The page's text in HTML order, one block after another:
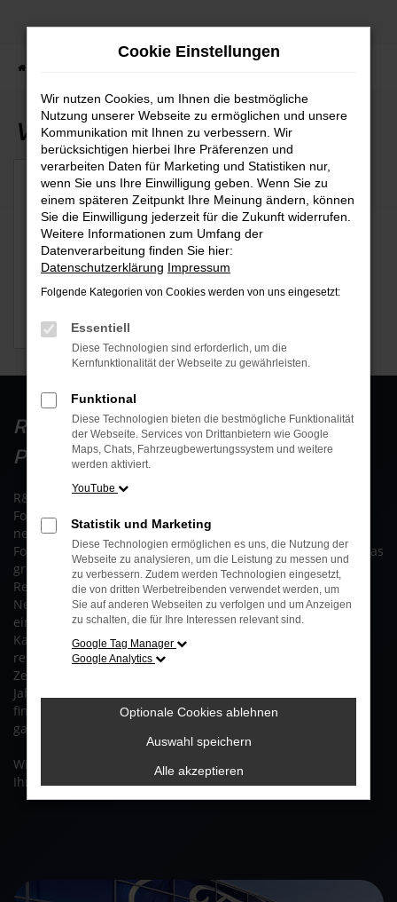
Zum
Verfügbare Marken
Ford
R&S Mobile - Die Nr. 1 in Köln und
Pulheim
R&S ist einer der größten Ford Partner in der Region. Unser
FordStore in Köln befindet sich auf über 30.000 qm direkt
neben den Ford Werken am Fühlinger See. Ein weiterer R&S
FordPartner befindet sich in Pulheim. Bei uns erwartet Sie das
größte Ford- Angebot an PKW und Nutzfahrzeugen der
Region. Wählen Sie aus über 3.000 kurzfristig verfügbaren
Neufahrzeugen. Neben dem zentralen Ersatzteillager sorgt
ein hochmodernes Kundendienst-Zentrum mit eigenem
Karosserie-Fach-Betrieb und Direkt-Annahme für den
reibungslosen Service-Ablauf. Unser R&S Gebrauchtwagen-
Zentrum ist ein Multimarkt für Kurzzulassungen,
Jahreswagen, Dienstwagen, Pkw und Nutzfahrzeuge. Hier
finden Sie bei über 400 Top-Angeboten in jeder Preislage
garantiert Ihr Wunschfahrzeug.
Wir freuen uns auf Ihren Besuch in Köln und Pulheim.
Ihr R&S- Team
Cookie Einstellungen
Wir nutzen Cookies, um Ihnen die bestmögliche
Nutzung unserer Webseite zu ermöglichen und unsere
Kommunikation mit Ihnen zu verbessern. Wir
berücksichtigen hierbei Ihre Präferenzen und
verarbeiten Daten für Marketing und Statistiken nur,
wenn Sie uns Ihre Einwilligung geben. Wenn Sie zu
einem späteren Zeitpunkt Ihre Meinung ändern, können
Sie die Einwilligung jederzeit für die Zukunft widerrufen.
Weitere Informationen zum Umfang der
Datenverarbeitung finden Sie hier:
Datenschutzerklärung Impressum
Folgende Kategorien von Cookies werden von uns eingesetzt:
Essentiell
Diese Technologien sind erforderlich, um die
Kernfunktionalität der Webseite zu gewährleisten.
Funktional
Diese Technologien bieten die bestmögliche Funktionalität
der Webseite. Services von Drittanbietern wie Google
Maps, Chats, Fahrzeugbewertungssystem und weitere
werden aktiviert.
YouTube
Statistik und Marketing
Diese Technologien ermöglichen es uns, die Nutzung der
Webseite zu analysieren, um die Leistung zu messen und
zu verbessern. Zudem werden Technologien eingesetzt,
die von dritten Werbetreibenden verwendet werden, um
Sie auf anderen Webseiten zu verfolgen und um Anzeigen
zu schalten, die für Ihre Interessen relevant sind.
Google Tag Manager
Google Analytics
Optionale Cookies ablehnen
Auswahl speichern
Alle akzeptieren